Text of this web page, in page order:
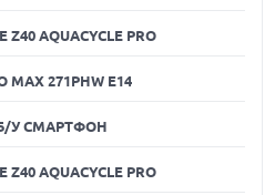
AQUACYCLE PRO
271PHW E14
У СМАРТФОН
AQUACYCLE PRO